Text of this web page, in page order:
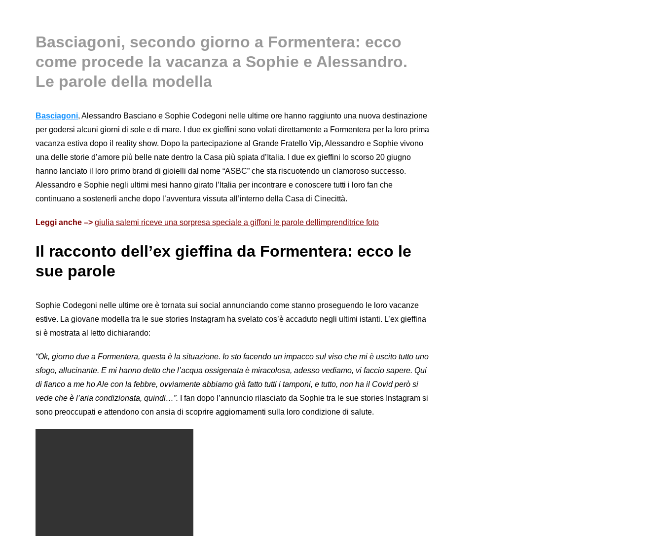
Basciagoni, secondo giorno a Formentera: ecco
come procede la vacanza a Sophie e Alessandro.
Le parole della modella
Basciagoni, Alessandro Basciano e Sophie Codegoni nelle ultime ore hanno raggiunto una nuova destinazione
per godersi alcuni giorni di sole e di mare. I due ex gieffini sono volati direttamente a Formentera per la loro prima
vacanza estiva dopo il reality show. Dopo la partecipazione al Grande Fratello Vip, Alessandro e Sophie vivono
una delle storie d’amore più belle nate dentro la Casa più spiata d’Italia. I due ex gieffini lo scorso 20 giugno
hanno lanciato il loro primo brand di gioielli dal nome “ASBC” che sta riscuotendo un clamoroso successo.
Alessandro e Sophie negli ultimi mesi hanno girato l’Italia per incontrare e conoscere tutti i loro fan che
continuano a sostenerli anche dopo l’avventura vissuta all’interno della Casa di Cinecittà.
Leggi anche –> giulia salemi riceve una sorpresa speciale a giffoni le parole dellimprenditrice foto
Il racconto dell’ex gieffina da Formentera: ecco le
sue parole
Sophie Codegoni nelle ultime ore è tornata sui social annunciando come stanno proseguendo le loro vacanze
estive. La giovane modella tra le sue stories Instagram ha svelato cos’è accaduto negli ultimi istanti. L’ex gieffina
si è mostrata al letto dichiarando:
“Ok, giorno due a Formentera, questa è la situazione. Io sto facendo un impacco sul viso che mi è uscito tutto uno
sfogo, allucinante. E mi hanno detto che l’acqua ossigenata è miracolosa, adesso vediamo, vi faccio sapere. Qui
di fianco a me ho Ale con la febbre, ovviamente abbiamo già fatto tutti i tamponi, e tutto, non ha il Covid però si
vede che è l’aria condizionata, quindi…”.
I fan dopo l’annuncio rilasciato da Sophie tra le sue stories Instagram si
sono preoccupati e attendono con ansia di scoprire aggiornamenti sulla loro condizione di salute.